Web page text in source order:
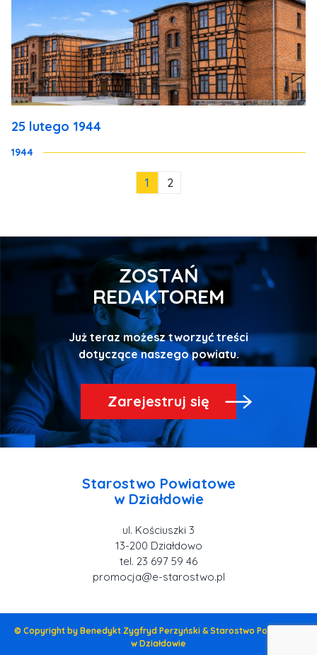
25 lutego 1944
1944
1 2
ZOSTAŃ
REDAKTOREM
Już teraz możesz tworzyć treści
dotyczące naszego powiatu.
Zarejestruj się
Starostwo Powiatowe
ul. Kościuszki 3
tel. 23 697 59 46
promocja@e-starostwo.pl
© Copyright by Benedykt Zygfryd Perzyński & Starostwo Powiatowe
w Działdowie